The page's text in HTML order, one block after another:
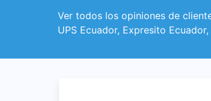
Ver todos los opiniones de
UPS Ecuador, Expresito